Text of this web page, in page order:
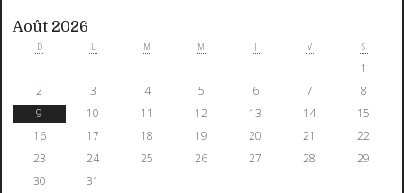
Août 2026
D L M M V S
1
2
3 4 5 6 7
8
9
10 11 12 13 14
15
16
17 18 19 20 21
22
23
24 25 26 27 28
29
30
31